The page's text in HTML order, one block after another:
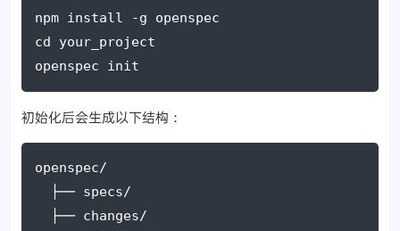
npm install -g openspec
cd your_project
openspec init
初始化后会生成以下结构：
openspec/
  ├── specs/
  ├── changes/